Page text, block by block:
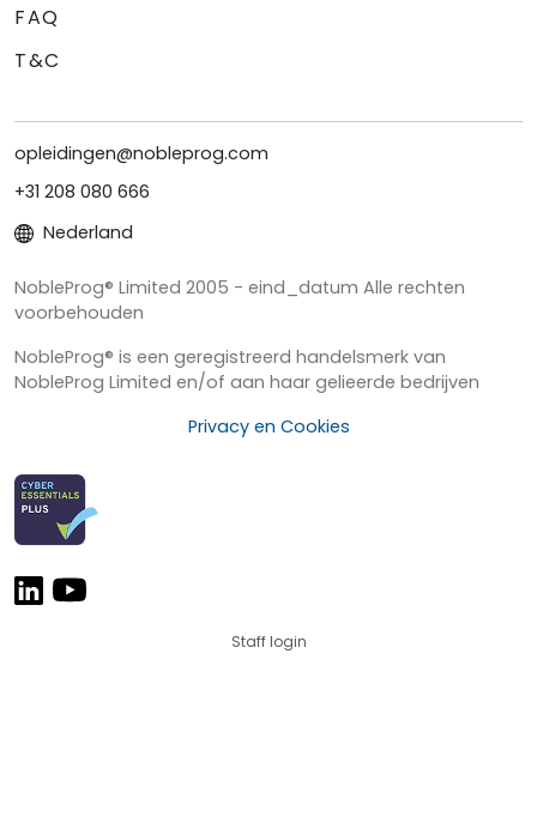
FAQ
T&C
opleidingen@nobleprog.com
+31 208 080 666
Nederland
NobleProg® Limited 2005 - eind_datum Alle rechten
voorbehouden
NobleProg® is een geregistreerd handelsmerk van
NobleProg Limited en/of aan haar gelieerde bedrijven
Privacy en Cookies
Staff login